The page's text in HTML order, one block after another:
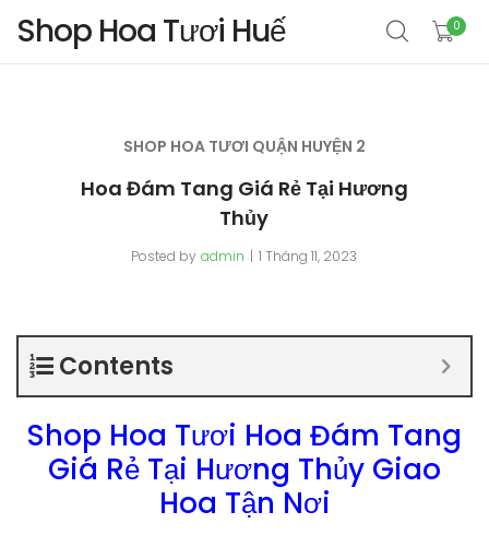
Shop Hoa Tươi Huế 0
SHOP HOA TƯƠI QUẬN HUYỆN 2
Hoa Đám Tang Giá Rẻ Tại Hương
Thủy
Posted by admin 1 Tháng 11, 2023
Contents
Shop Hoa Tươi Hoa Đám Tang
Giá Rẻ Tại Hương Thủy Giao
Hoa Tận Nơi